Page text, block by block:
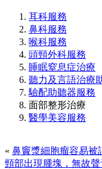
耳科服務
鼻科服務
喉科服務
頭頸外科服務
睡眠窒息症治療
聽力及言語治療
驗配助聽器服務
面部整形治療
醫學美容服務
« 鼻竇漿細胞瘤容易被
頸部出現腫塊，無故